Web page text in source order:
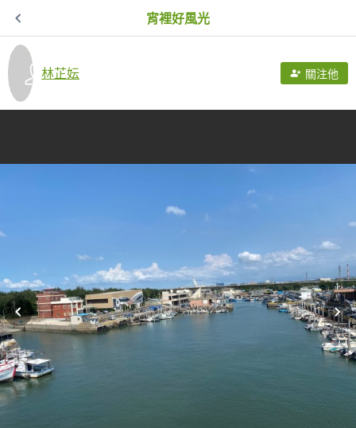
宵裡好風光
林芷妘 關注他